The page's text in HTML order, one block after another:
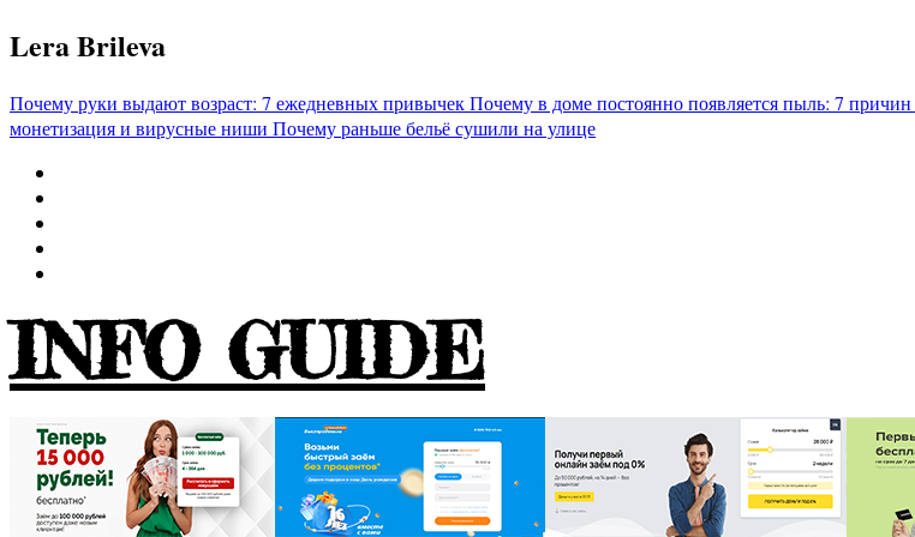
Перейти
к
Lera Brileva
Почему руки выдают возраст: 7 ежедневных привычекПочему в доме постоянно появляется пыль: 7 причин
монетизация и вирусные ниши Почему раньше бельё сушили на улице
INFO GUIDE